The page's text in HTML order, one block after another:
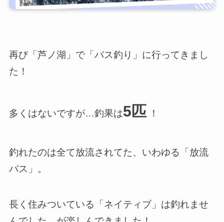
再び「芦ノ湖」で「バス釣り」に行ってきまし
た！
多くはないですが…釣果は5匹！
釣れたのは全て放流されてた、いわゆる「放流
バス」。
長く住みついている「ネイティブ」は釣れませ